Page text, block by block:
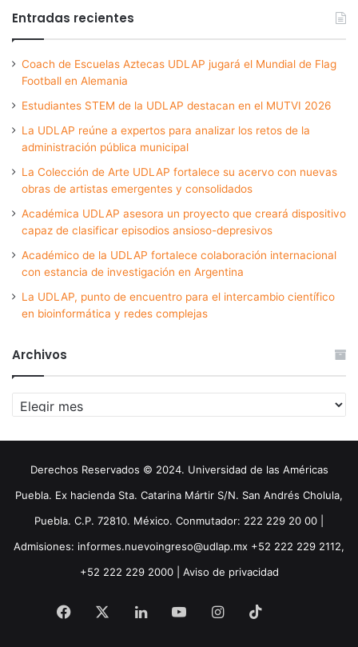
Entradas recientes
Coach de Escuelas Aztecas UDLAP jugará el Mundial de Flag
Football en Alemania
Estudiantes STEM de la UDLAP destacan en el MUTVI 2026
La UDLAP reúne a expertos para analizar los retos de la
administración pública municipal
La Colección de Arte UDLAP fortalece su acervo con nuevas
obras de artistas emergentes y consolidados
Académica UDLAP asesora un proyecto que creará dispositivo
capaz de clasificar episodios ansioso-depresivos
Académico de la UDLAP fortalece colaboración internacional
con estancia de investigación en Argentina
La UDLAP, punto de encuentro para el intercambio científico
en bioinformática y redes complejas
Archivos
Archivos
Derechos Reservados © 2024. Universidad de las Américas
Puebla. Ex hacienda Sta. Catarina Mártir S/N. San Andrés Cholula,
Puebla. C.P. 72810. México. Conmutador: 222 229 20 00 |
Admisiones: informes.nuevoingreso@udlap.mx +52 222 229 2112,
+52 222 229 2000 | Aviso de privacidad
Facebook LinkedInYouTubeInstagram